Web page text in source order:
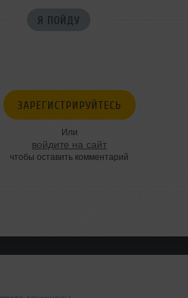
Я ПОЙДУ
ЗАРЕГИСТРИРУЙТЕСЬ
Или
войдите на сайт
чтобы оставить комментарий